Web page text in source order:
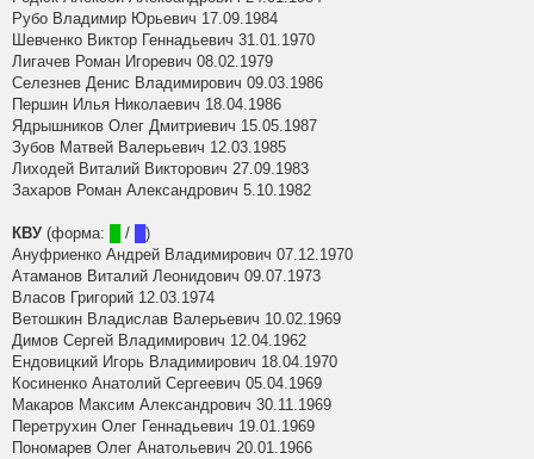
Рубо Владимир Юрьевич 17.09.1984
Шевченко Виктор Геннадьевич 31.01.1970
Лигачев Роман Игоревич 08.02.1979
Селезнев Денис Владимирович 09.03.1986
Першин Илья Николаевич 18.04.1986
Ядрышников Олег Дмитриевич 15.05.1987
Зубов Матвей Валерьевич 12.03.1985
Лиходей Виталий Викторович 27.09.1983
Захаров Роман Александрович 5.10.1982
КВУ (форма: /
)
Ануфриенко Андрей Владимирович 07.12.1970
Атаманов Виталий Леонидович 09.07.1973
Власов Григорий 12.03.1974
Ветошкин Владислав Валерьевич 10.02.1969
Димов Сергей Владимирович 12.04.1962
Ендовицкий Игорь Владимирович 18.04.1970
Косиненко Анатолий Сергеевич 05.04.1969
Макаров Максим Александрович 30.11.1969
Перетрухин Олег Геннадьевич 19.01.1969
Пономарев Олег Анатольевич 20.01.1966